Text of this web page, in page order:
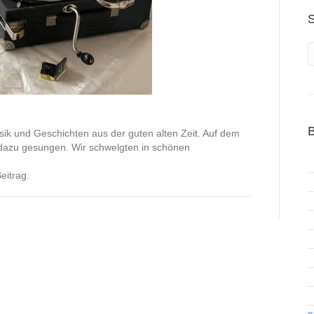
und Geschichten aus der guten alten Zeit. Auf dem
gesungen. Wir schwelgten in schönen